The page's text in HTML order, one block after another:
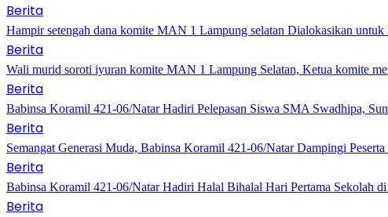
Berita
Hampir setengah dana komite MAN 1 Lampung selatan Dialokasikan
Berita
Wali murid soroti iyuran komite MAN 1 Lampung Selatan, Ketua komite
Berita
Babinsa Koramil 421-06/Natar Hadiri Pelepasan Siswa SMA Swadhipa,
Berita
Semangat Generasi Muda, Babinsa Koramil 421-06/Natar Dampingi
Berita
Babinsa Koramil 421-06/Natar Hadiri Halal Bihalal Hari Pertama Sekolah
Berita